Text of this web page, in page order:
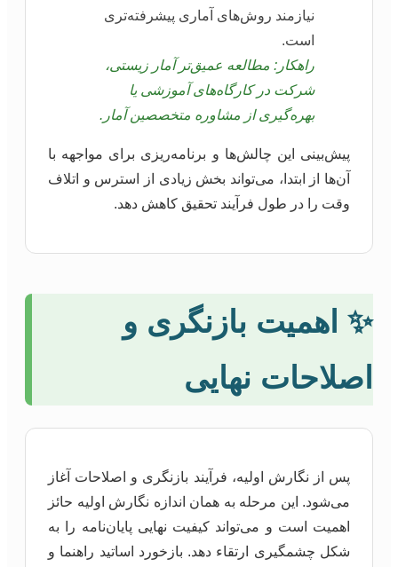
نیازمند روش‌های آماری پیشرفته‌تری
است.
راهکار: مطالعه عمیق‌تر آمار زیستی،
شرکت در کارگاه‌های آموزشی یا
بهره‌گیری از مشاوره متخصصین آمار.
پیش‌بینی این چالش‌ها و برنامه‌ریزی برای مواجهه با
آن‌ها از ابتدا، می‌تواند بخش زیادی از استرس و اتلاف
وقت را در طول فرآیند تحقیق کاهش دهد.
✨ اهمیت بازنگری و
اصلاحات نهایی
پس از نگارش اولیه، فرآیند بازنگری و اصلاحات آغاز
می‌شود. این مرحله به همان اندازه نگارش اولیه حائز
اهمیت است و می‌تواند کیفیت نهایی پایان‌نامه را به
شکل چشمگیری ارتقاء دهد. بازخورد اساتید راهنما و